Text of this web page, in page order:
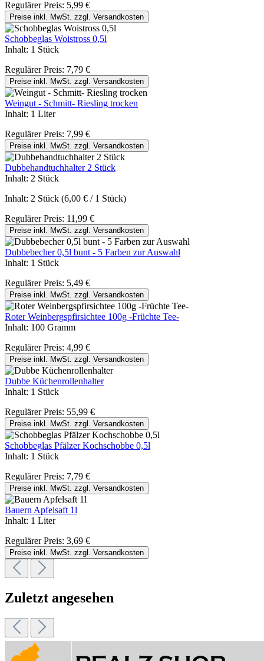
Regulärer Preis: 5,99 €
Preise inkl. MwSt. zzgl. Versandkosten
Schobbeglas Woistross 0,5l
Inhalt: 1 Stück
Regulärer Preis: 7,79 €
Preise inkl. MwSt. zzgl. Versandkosten
Weingut - Schmitt- Riesling trocken
Inhalt: 1 Liter
Regulärer Preis: 7,99 €
Preise inkl. MwSt. zzgl. Versandkosten
Dubbehandtuchhalter 2 Stück
Inhalt: 2 Stück
Inhalt: 2 Stück (6,00 € / 1 Stück)
Regulärer Preis: 11,99 €
Preise inkl. MwSt. zzgl. Versandkosten
Dubbebecher 0,5l bunt - 5 Farben zur Auswahl
Inhalt: 1 Stück
Regulärer Preis: 5,49 €
Preise inkl. MwSt. zzgl. Versandkosten
Roter Weinbergspfirsichtee 100g -Früchte Tee-
Inhalt: 100 Gramm
Regulärer Preis: 4,99 €
Preise inkl. MwSt. zzgl. Versandkosten
Dubbe Küchenrollenhalter
Inhalt: 1 Stück
Regulärer Preis: 55,99 €
Preise inkl. MwSt. zzgl. Versandkosten
Schobbeglas Pfälzer Kochschobbe 0,5l
Inhalt: 1 Stück
Regulärer Preis: 7,79 €
Preise inkl. MwSt. zzgl. Versandkosten
Bauern Apfelsaft 1l
Inhalt: 1 Liter
Regulärer Preis: 3,69 €
Preise inkl. MwSt. zzgl. Versandkosten
Zuletzt angesehen